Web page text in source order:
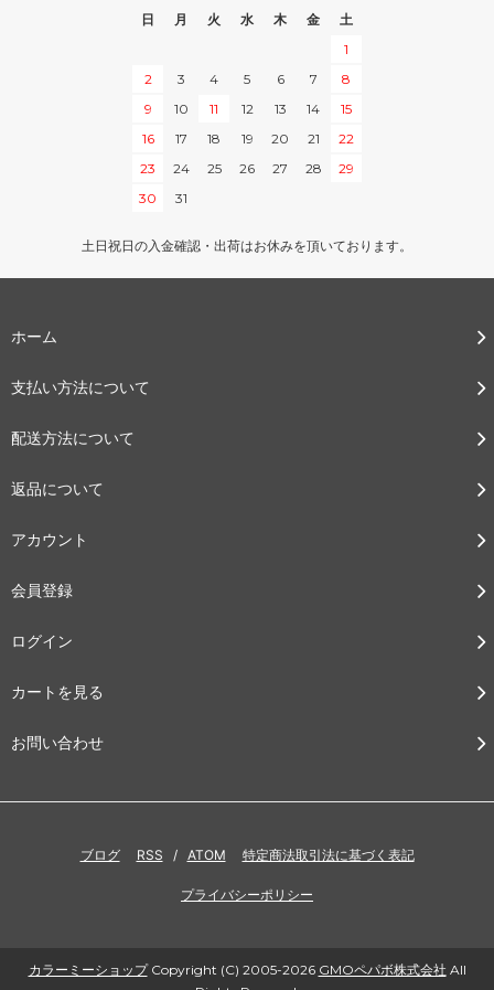
日
月 火 水 木 金
土
1
2
3 4 5 6 7
8
9
10 11 12 13 14
15
16
17 18 19 20 21
22
23
24 25 26 27 28
29
30
31
土日祝日の入金確認・出荷はお休みを頂いております。
ホーム
支払い方法について
配送方法について
返品について
アカウント
会員登録
ログイン
カートを見る
お問い合わせ
ブログ RSS / ATOM 特定商法取引法に基づく表記
プライバシーポリシー
カラーミーショップCopyright (C) 2005-2026 GMOペパボ株式会社 All